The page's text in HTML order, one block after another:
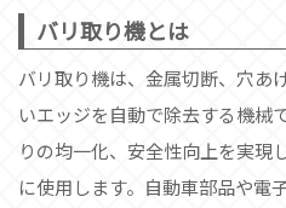
バリ取り機とは
バリ取り機は、金属切断、穴あ
いエッジを自動で除去する機械
りの均一化、安全性向上を実現
に使用します。自動車部品や電